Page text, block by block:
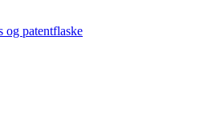
og patentflaske